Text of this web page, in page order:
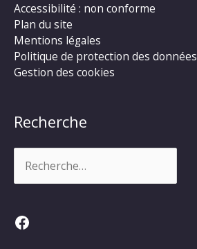
Accessibilité : non conforme
Plan du site
Mentions légales
Politique de protection des données
Gestion des cookies
Recherche
Facebook